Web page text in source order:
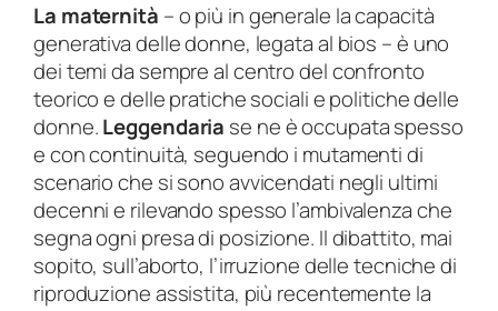
€
1
1
,
0
0
s
t
o
–
s
e
t
t
e
m
b
La maternità – o più in generale la capacità
generativa delle donne, legata al bios – è uno
dei temi da sempre al centro del confronto
teorico e delle pratiche sociali e politiche delle
donne.Leggendaria se ne è occupata spesso
e con continuità, seguendo i mutamenti di
scenario che si sono avvicendati negli ultimi
decenni e rilevando spesso l’ambivalenza che
segna ogni presa di posizione. Il dibattito, mai
sopito, sull’aborto, l’irruzione delle tecniche di
riproduzione assistita, più recentemente la